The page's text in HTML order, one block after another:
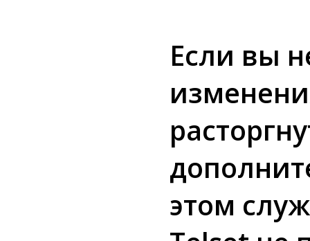
Если вы
этом